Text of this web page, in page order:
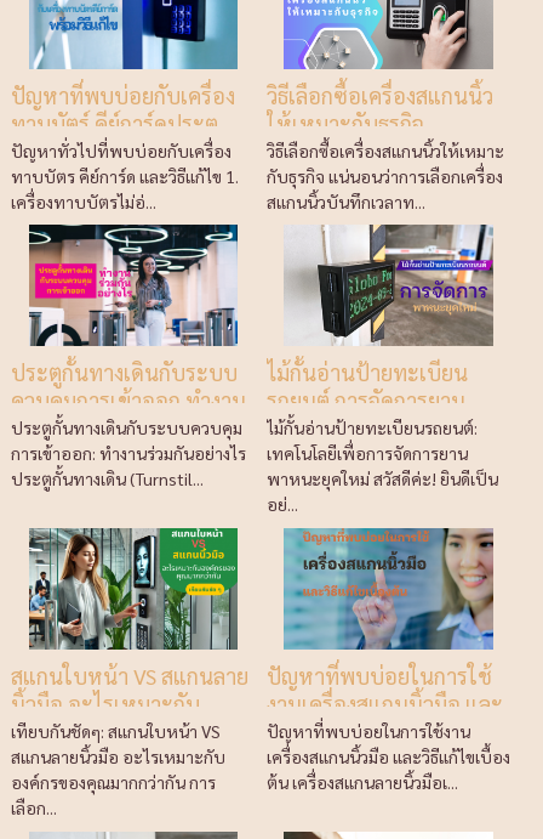
ปัญหาที่พบบ่อยกับเครื่อง
ทาบบัตร์ คีย์การ์ดประตู
พร้อมวิธีแก้ไข
ปัญหาทั่วไปที่พบบ่อยกับเครื่อง
ทาบบัตร คีย์การ์ด และวิธีแก้ไข 1.
เครื่องทาบบัตรไม่อ่...
วิธีเลือกซื้อเครื่องสแกนนิ้ว
ให้เหมาะกับธุรกิจ
วิธีเลือกซื้อเครื่องสแกนนิ้วให้เหมาะ
กับธุรกิจ แน่นอนว่าการเลือกเครื่อง
สแกนนิ้วบันทึกเวลาท...
ประตูกั้นทางเดินกับระบบ
ควบคุมการเข้าออก ทำงาน
ร่วมกันอย่างไร
ประตูกั้นทางเดินกับระบบควบคุม
การเข้าออก: ทำงานร่วมกันอย่างไร
ประตูกั้นทางเดิน (Turnstil...
ไม้กั้นอ่านป้ายทะเบียน
รถยนต์ การจัดการยาน
พาหนะยุคใหม่
ไม้กั้นอ่านป้ายทะเบียนรถยนต์:
เทคโนโลยีเพื่อการจัดการยาน
พาหนะยุคใหม่ สวัสดีค่ะ! ยินดีเป็น
อย่...
สแกนใบหน้า VS สแกนลาย
นิ้วมือ อะไรเหมาะกับ
องค์กรของคุณมากกว่า
เทียบกันชัดๆ: สแกนใบหน้า VS
สแกนลายนิ้วมือ อะไรเหมาะกับ
องค์กรของคุณมากกว่ากัน การ
เลือก...
ปัญหาที่พบบ่อยในการใช้
งานเครื่องสแกนนิ้วมือ และ
วิธีแก้ไขเบื้องต้น
ปัญหาที่พบบ่อยในการใช้งาน
เครื่องสแกนนิ้วมือ และวิธีแก้ไขเบื้อง
ต้น เครื่องสแกนลายนิ้วมือเ...